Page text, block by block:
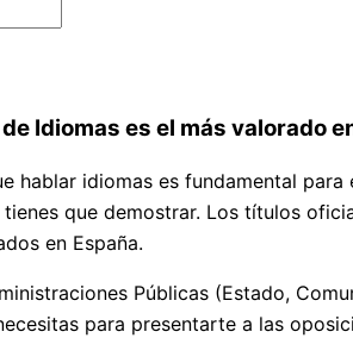
Idiomas es el más valorado
hablar idiomas es fundamental
que demostrar. Los títulos
en España.
Públicas (Estado,
para presentarte a las